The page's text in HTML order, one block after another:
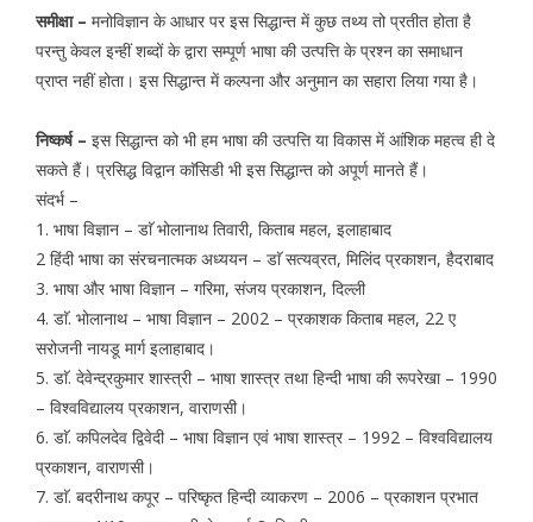
समीक्षा – मनोविज्ञान के आधार पर इस सिद्धान्त में कुछ तथ्य तो प्रतीत होता है
परन्तु केवल इन्हीं शब्दों के द्वारा सम्पूर्ण भाषा की उत्पत्ति के प्रश्न का समाधान
प्राप्त नहीं होता। इस सिद्धान्त में कल्पना और अनुमान का सहारा लिया गया है।
निष्कर्ष – इस सिद्धान्त को भी हम भाषा की उत्पत्ति या विकास में आंशिक महत्व ही दे
सकते हैं। प्रसिद्ध विद्वान काॅसिडी भी इस सिद्धान्त को अपूर्ण मानते हैं।
संदर्भ –
1. भाषा विज्ञान – डाॅ भोलानाथ तिवारी, किताब महल, इलाहाबाद
2 हिंदी भाषा का संरचनात्मक अध्ययन – डाॅ सत्यव्रत, मिलिंद प्रकाशन, हैदराबाद
3. भाषा और भाषा विज्ञान – गरिमा, संजय प्रकाशन, दिल्ली
4. डाॅ. भोलानाथ – भाषा विज्ञान – 2002 – प्रकाशक किताब महल, 22 ए
सरोजनी नायडू मार्ग इलाहाबाद।
5. डाॅ. देवेन्द्रकुमार शास्त्री – भाषा शास्त्र तथा हिन्दी भाषा की रूपरेखा – 1990
– विश्वविद्यालय प्रकाशन, वाराणसी।
6. डाॅ. कपिलदेव द्विवेदी – भाषा विज्ञान एवं भाषा शास्त्र – 1992 – विश्वविद्यालय
प्रकाशन, वाराणसी।
7. डाॅ. बदरीनाथ कपूर – परिष्कृत हिन्दी व्याकरण – 2006 – प्रकाशन प्रभात